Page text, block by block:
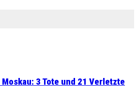
3 Tote und 21 Verletzte